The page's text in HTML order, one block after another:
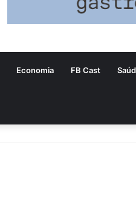
Economia FB Cast